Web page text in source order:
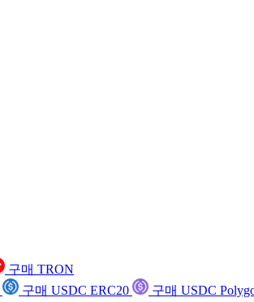
구매 TRON
구매 USDC ERC20
구매 USDC